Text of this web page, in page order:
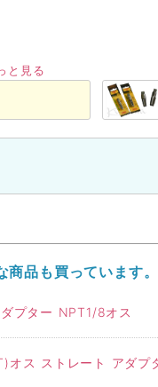
と見る
品も買っています。
プター NPT1/8オス
ス ストレート アダプ